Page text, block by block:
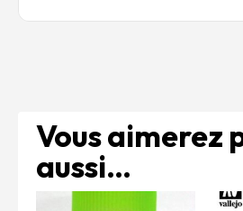
Vous aimerez
aussi…